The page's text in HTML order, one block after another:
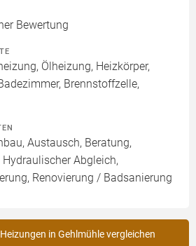
Bewertung
Ölheizung, Heizkörper,
Brennstoffzelle,
Austausch, Beratung,
Abgleich,
Renovierung / Badsanierung
in Gehlmühle vergleichen